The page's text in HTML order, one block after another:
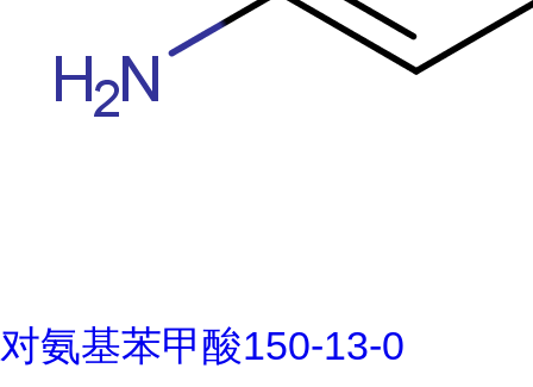
对氨基苯甲酸150-13-0